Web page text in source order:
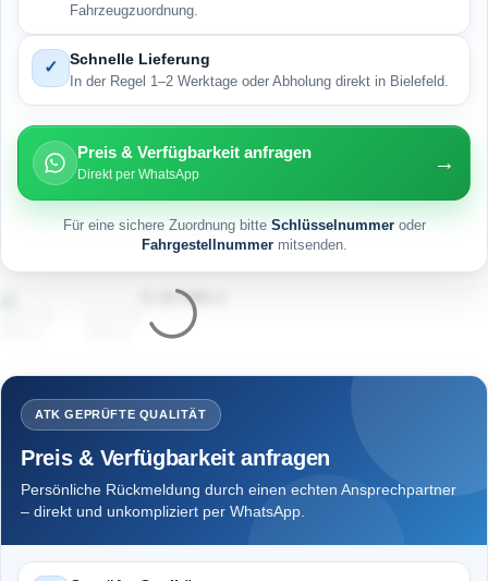
Fahrzeugzuordnung.
✓ Schnelle Lieferung
In der Regel 1–2 Werktage oder Abholung direkt in Bielefeld.
Preis & Verfügbarkeit anfragen
Direkt per WhatsApp →
Für eine sichere Zuordnung bitte Schlüsselnummeroder
Fahrgestellnummermitsenden.
ATK GEPRÜFTE QUALITÄT
Preis & Verfügbarkeit anfragen
Persönliche Rückmeldung durch einen echten Ansprechpartner
– direkt und unkompliziert per WhatsApp.